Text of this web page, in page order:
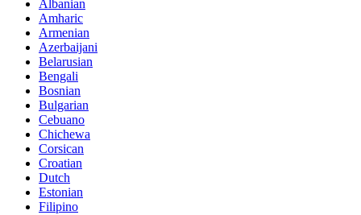
Albanian
Amharic
Armenian
Azerbaijani
Belarusian
Bengali
Bosnian
Bulgarian
Cebuano
Chichewa
Corsican
Croatian
Dutch
Estonian
Filipino